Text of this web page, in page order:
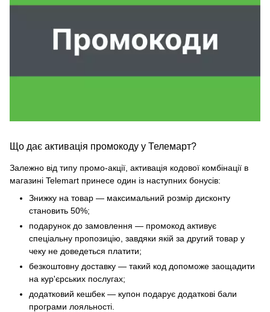
Що дає активація промокоду у Телемарт?
Залежно від типу промо-акції, активація кодової комбінації в
магазині Telemart принесе один із наступних бонусів:
Знижку на товар — максимальний розмір дисконту
становить 50%;
подарунок до замовлення — промокод активує
спеціальну пропозицію, завдяки якій за другий товар у
чеку не доведеться платити;
безкоштовну доставку — такий код допоможе заощадити
на кур'єрських послугах;
додатковий кешбек — купон подарує додаткові бали
програми лояльності.